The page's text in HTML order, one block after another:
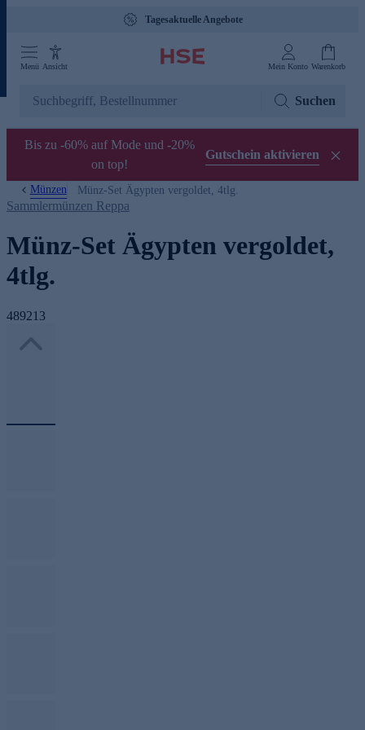
Tagesaktuelle Angebote
Menü Ansicht Mein Konto Warenkorb
Suchen
Bis zu -60% auf Mode und -20%
on top!
Gutschein aktivieren
Münzen Münz-Set Ägypten vergoldet, 4tlg.
Sammlermünzen Reppa
Münz-Set Ägypten vergoldet,
4tlg.
489213